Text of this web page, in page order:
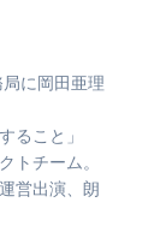
に岡田亜理
ること」
トチーム。
営出演、朗